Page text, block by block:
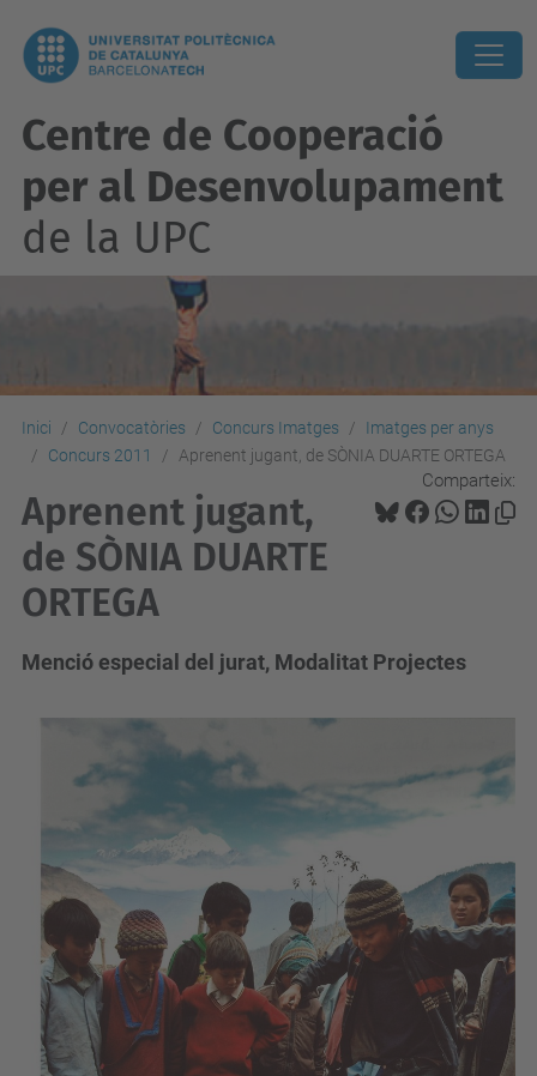
Centre de Cooperació
per al Desenvolupament
de la UPC
Inici Convocatòries Concurs Imatges
Imatges per anys
Concurs 2011
Aprenent jugant, de SÒNIA DUARTE ORTEGA
Comparteix:
Aprenent jugant,
de SÒNIA DUARTE
ORTEGA
Menció especial del jurat, Modalitat Projectes